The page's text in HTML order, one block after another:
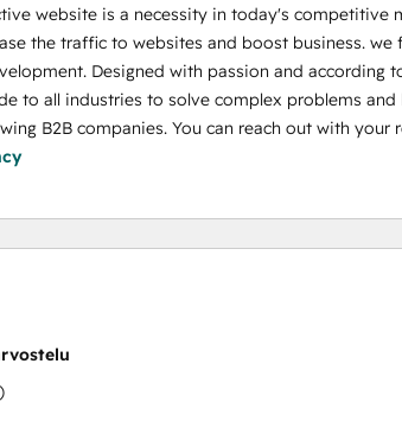
website is a necessity in today's competitive
the traffic to websites and boost business.
Designed with passion and according
to all industries to solve complex problems
B2B companies. You can reach out with your